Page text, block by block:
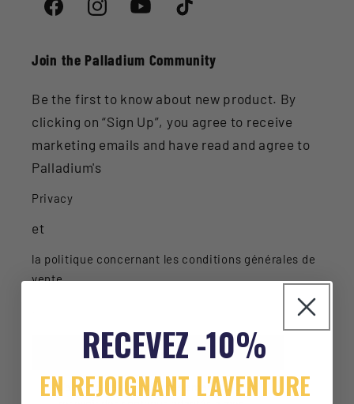
FacebookInstagramYouTube TikTok
Join the Palladium Community
Be the first to know about new product. By
clicking on “Sign Up”, you agree to receive
marketing emails and have read and agree to
Palladium's
Privacy
et
la politique concernant les conditions générales de
vente
S'inscrire
Pixel consent
J'accepte le suivi de mes emails pour
RECEVEZ -10%
EN REJOIGNANT L'AVENTURE